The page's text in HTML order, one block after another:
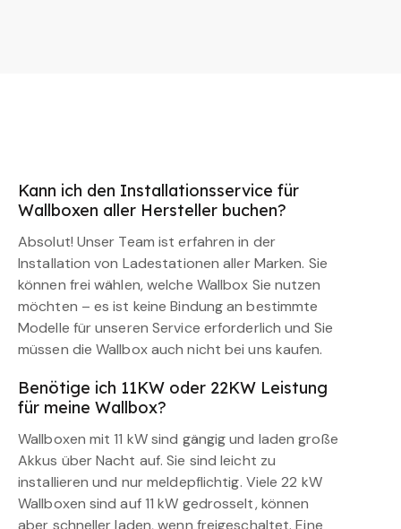
Kann ich den Installationsservice für
Wallboxen aller Hersteller buchen?
Absolut! Unser Team ist erfahren in der
Installation von Ladestationen aller Marken. Sie
können frei wählen, welche Wallbox Sie nutzen
möchten – es ist keine Bindung an bestimmte
Modelle für unseren Service erforderlich und Sie
müssen die Wallbox auch nicht bei uns kaufen.
Benötige ich 11KW oder 22KW Leistung
für meine Wallbox?
Wallboxen mit 11 kW sind gängig und laden große
Akkus über Nacht auf. Sie sind leicht zu
installieren und nur meldepflichtig. Viele 22 kW
Wallboxen sind auf 11 kW gedrosselt, können
aber schneller laden, wenn freigeschaltet. Eine